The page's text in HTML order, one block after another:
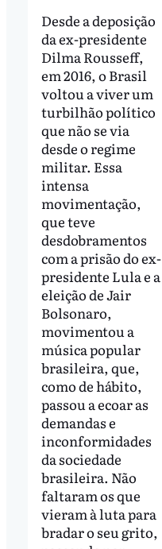
Desde a deposição
da ex-presidente
Dilma Rousseff,
em 2016, o Brasil
voltou a viver um
turbilhão político
que não se via
desde o regime
militar. Essa
intensa
movimentação,
que teve
desdobramentos
com a prisão do ex-
presidente Lula e a
eleição de Jair
Bolsonaro,
movimentou a
música popular
brasileira, que,
como de hábito,
passou a ecoar as
demandas e
inconformidades
da sociedade
brasileira. Não
faltaram os que
vieram à luta para
bradar o seu grito,